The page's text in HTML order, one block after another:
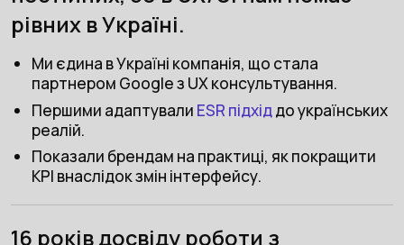
рівних в Україні.
Ми єдина в Україні компанія, що стала
партнером Google з UX консультування.
Першими адаптували ESR підхіддо українських
реалій.
Показали брендам на практиці, як покращити
KPI внаслідок змін інтерфейсу.
16 років досвіду роботи з